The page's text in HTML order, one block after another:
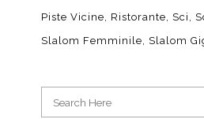
Piste Vicine
Ristorante Sci
Slalom Femminile
Slalom